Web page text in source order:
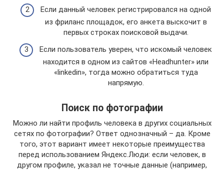
Если данный человек регистрировался на одной
из фриланс площадок, его анкета выскочит в
первых строках поисковой выдачи.
Если пользователь уверен, что искомый человек
находится в одном из сайтов «Headhunter» или
«linkedin», тогда можно обратиться туда
напрямую.
Поиск по фотографии
Можно ли найти профиль человека в других социальных
сетях по фотографии? Ответ однозначный – да. Кроме
того, этот вариант имеет некоторые преимущества
перед использованием Яндекс.Люди: если человек, в
другом профиле, указал не точные данные (например,